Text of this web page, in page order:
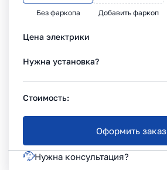
Без фаркопа Добавить фаркоп
Цена электрики
Нужна установка?
Стоимость:
Оформить заказ
Нужна консультация?